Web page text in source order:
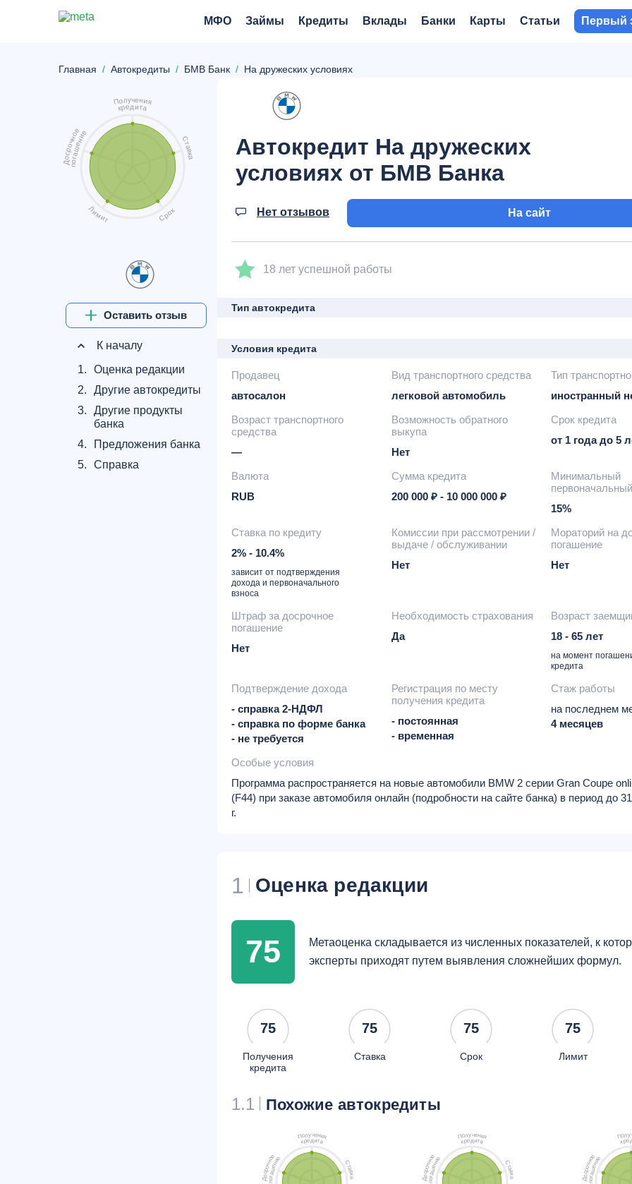
МФО Займы Кредиты Вклады Банки Карты Статьи Первый
Главная Автокредиты БМВ Банк На дружеских условиях
Получения
кредита
С
т
а
в
к
а
Сро
к
Лимит
Д
о
с
р
о
ч
н
о
е
п
о
г
а
ш
е
н
и
е
Оставить отзыв
К началу
1.
Оценка редакции
2.
Другие автокредиты
3.
Другие продукты
банка
4.
Предложения банка
5.
Справка
Автокредит На дружеских
условиях от БМВ Банка
На сайт
Нет отзывов
18 лет успешной работы
Тип автокредита
Условия кредита
Продавец
автосалон
Вид транспортного средства
легковой автомобиль
Тип
иностранный
Возраст транспортного
средства
—
Возможность обратного
выкупа
Нет
Срок кредита
от 1 года до 5
Валюта
RUB
Сумма кредита
200 000 ₽ - 10 000 000 ₽
Минимальный
15%
Ставка по кредиту
2% - 10.4%
зависит от подтверждения
дохода и первоначального
взноса
Комиссии при рассмотрении /
выдаче / обслуживании
Нет
Мораторий на
погашение
Нет
Штраф за досрочное
погашение
Нет
Необходимость страхования
Да
Возраст
18 - 65 лет
на момент
кредита
Подтверждение дохода
- справка 2-НДФЛ
- справка по форме банка
- не требуется
Регистрация по месту
получения кредита
- постоянная
- временная
Стаж работы
на последнем
4 месяцев
Особые условия
Программа распространяется на новые автомобили BMW 2 серии Gran Coupe
(F44) при заказе автомобиля онлайн (подробности на сайте банка) в период до
г.
1 Оценка редакции
75
Метаоценка складывается из численных показателей, к
эксперты приходят путем выявления сложнейших формул.
75
Получения
кредита
75
Ставка
75
Срок
75
Лимит
1.1 Похожие автокредиты
Получения
кредита
С
т
а
в
к
а
Д
о
с
р
о
ч
но
е
п
о
г
а
ш
е
ни
е
Получения
кредита
С
т
а
в
к
а
Д
о
с
р
о
ч
ное
п
о
г
а
ш
е
н
и
е
Полу
кре
Д
о
с
р
о
ч
ное
п
о
г
а
ш
е
н
и
е